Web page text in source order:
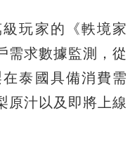
玩家的《軼境家
需求數據監測，從
泰國具備消費需
原汁以及即將上線